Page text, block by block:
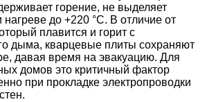
горение, не выделяет
нагреве до +220 °C. В отличие от
плавится и горит с
дыма, кварцевые плиты сохраняют
давая время на эвакуацию. Для
домов это критичный фактор
при прокладке электропроводки